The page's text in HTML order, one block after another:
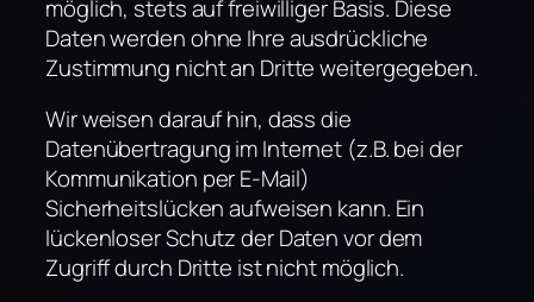
möglich, stets auf freiwilliger Basis. Diese
Daten werden ohne Ihre ausdrückliche
Zustimmung nicht an Dritte weitergegeben.
Wir weisen darauf hin, dass die
Datenübertragung im Internet (z.B. bei der
Kommunikation per E-Mail)
Sicherheitslücken aufweisen kann. Ein
lückenloser Schutz der Daten vor dem
Zugriff durch Dritte ist nicht möglich.